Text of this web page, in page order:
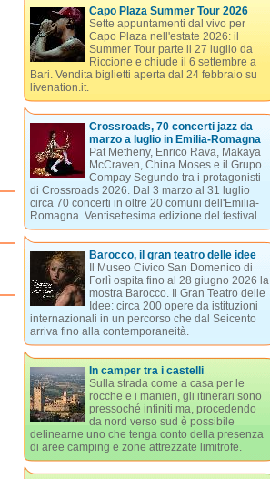
Capo Plaza Summer Tour 2026
Sette appuntamenti dal vivo per
Capo Plaza nell'estate 2026: il
Summer Tour parte il 27 luglio da
Riccione e chiude il 6 settembre a
Bari. Vendita biglietti aperta dal 24 febbraio su
livenation.it.
Crossroads, 70 concerti jazz da
marzo a luglio in Emilia-Romagna
Pat Metheny, Enrico Rava, Makaya
McCraven, China Moses e il Grupo
Compay Segundo tra i protagonisti
di Crossroads 2026. Dal 3 marzo al 31 luglio
circa 70 concerti in oltre 20 comuni dell'Emilia-
Romagna. Ventisettesima edizione del festival.
Barocco, il gran teatro delle idee
Il Museo Civico San Domenico di
Forlì ospita fino al 28 giugno 2026 la
mostra Barocco. Il Gran Teatro delle
Idee: circa 200 opere da istituzioni
internazionali in un percorso che dal Seicento
arriva fino alla contemporaneità.
In camper tra i castelli
Sulla strada come a casa per le
rocche e i manieri, gli itinerari sono
pressoché infiniti ma, procedendo
da nord verso sud è possibile
delinearne uno che tenga conto della presenza
di aree camping e zone attrezzate limitrofe.